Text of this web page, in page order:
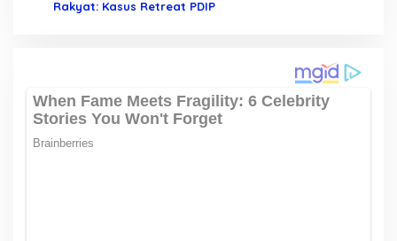
Rakyat: Kasus Retreat PDIP